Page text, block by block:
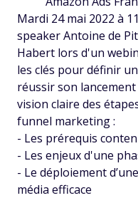
Mardi 24 mai 2022 à
speaker Antoine de
Habert lors d'un
les clés pour définir
réussir son
vision claire des
funnel marketing :
- Les prérequis
- Les enjeux d'une
- Le déploiement
média efficace